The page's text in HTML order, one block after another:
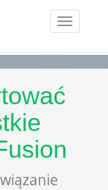
Toggle